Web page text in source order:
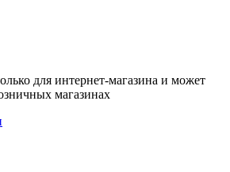
для интернет-магазина и может
магазинах